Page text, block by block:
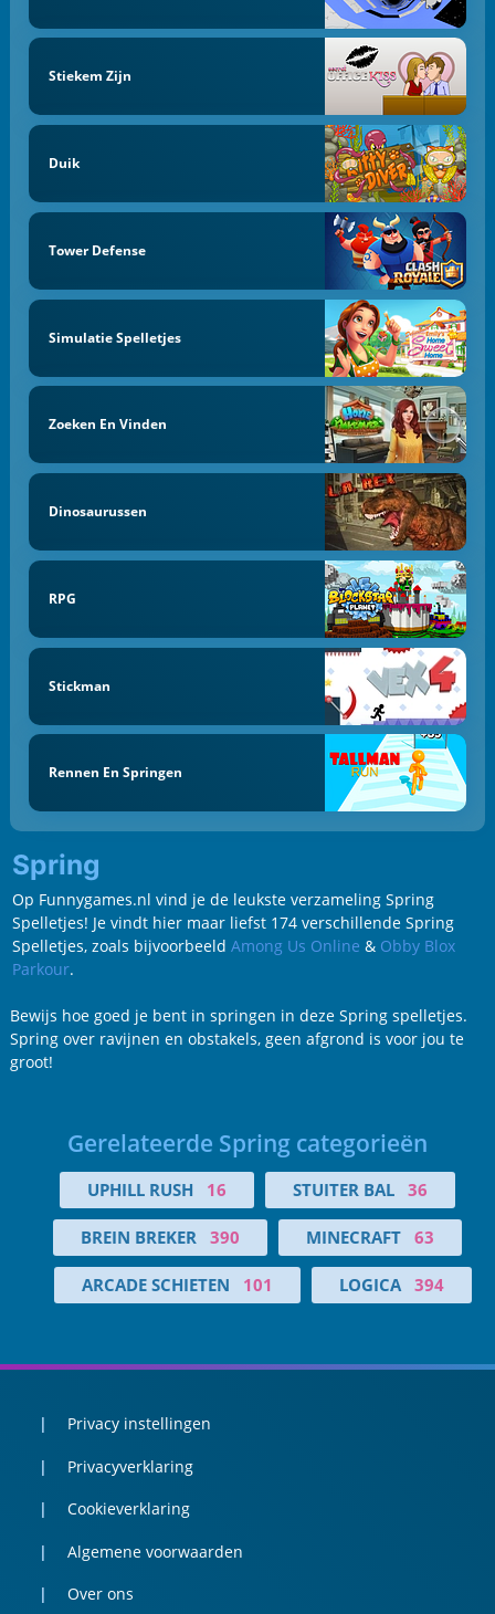
Stiekem Zijn
Duik
Tower Defense
Simulatie Spelletjes
Zoeken En Vinden
Dinosaurussen
RPG
Stickman
Rennen En Springen
Spring
Op Funnygames.nl vind je de leukste verzameling Spring
Spelletjes! Je vindt hier maar liefst 174 verschillende Spring
Spelletjes, zoals bijvoorbeeld Among Us Online & Obby Blox
Parkour.
Bewijs hoe goed je bent in springen in deze Spring spelletjes.
Spring over ravijnen en obstakels, geen afgrond is voor jou te
groot!
Gerelateerde Spring categorieën
UPHILL RUSH 16 STUITER BAL 36
BREIN BREKER 390 MINECRAFT 63
ARCADE SCHIETEN 101 LOGICA 394
Privacy instellingen
Privacyverklaring
Cookieverklaring
Algemene voorwaarden
Over ons